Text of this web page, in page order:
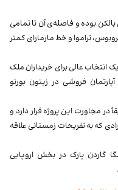
بوده و فاصله‌ی آن تا تمامی
تراموا و خط مارمارای کمتر
انتخاب عالی برای خریداران ملک
فروشی در زیتون بورنو
در مجاورت این پروژه قرار دارد و
که به تفریحات زمستانی علاقه
گاردن پارک در بخش اروپایی